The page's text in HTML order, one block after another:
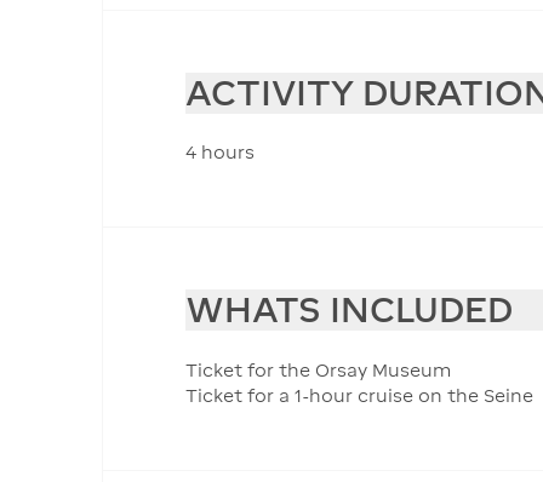
ACTIVITY
4 hours
WHATS INCLUDED
Ticket for the Orsay Museum
Ticket for a 1-hour cruise on the Seine